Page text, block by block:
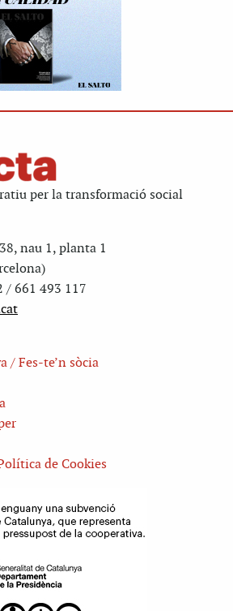
per la transformació social
nau 1, planta 1
/ 661 493 117
/ Fes-te’n sòcia
de Cookies